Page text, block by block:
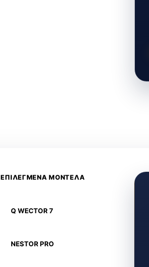
ΕΠΙΛΕΓΜΕΝΑ ΜΟΝΤΕΛΑ
Q WECTOR 7
NESTOR PRO